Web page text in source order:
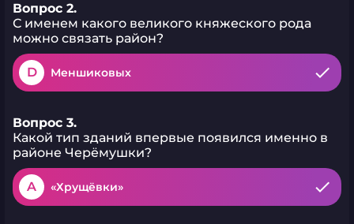
Вопрос 2.
С именем какого великого княжеского рода
можно связать район?
D Меншиковых
Вопрос 3.
Какой тип зданий впервые появился именно в
районе Черёмушки?
A «Хрущёвки»